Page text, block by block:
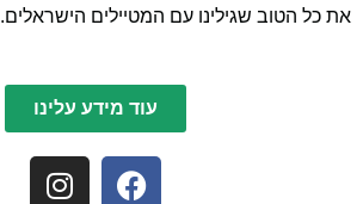
את כל הטוב שגילינו עם המטיילים הישראלים.
עוד מידע עלינו